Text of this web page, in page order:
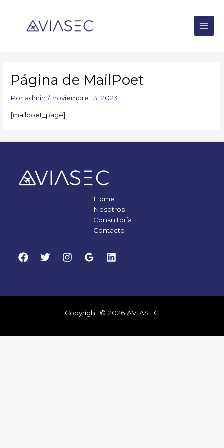
contenido
Página de MailPoet
Por admin/ noviembre 13, 2023
[mailpoet_page]
Home
Nosotros
Consultoría
Contacto
Copyright © 2026 AVIASEC